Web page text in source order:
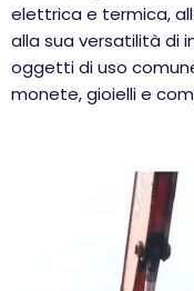
elettrica e termica,
alla sua versatilità di
oggetti di uso
monete, gioielli e